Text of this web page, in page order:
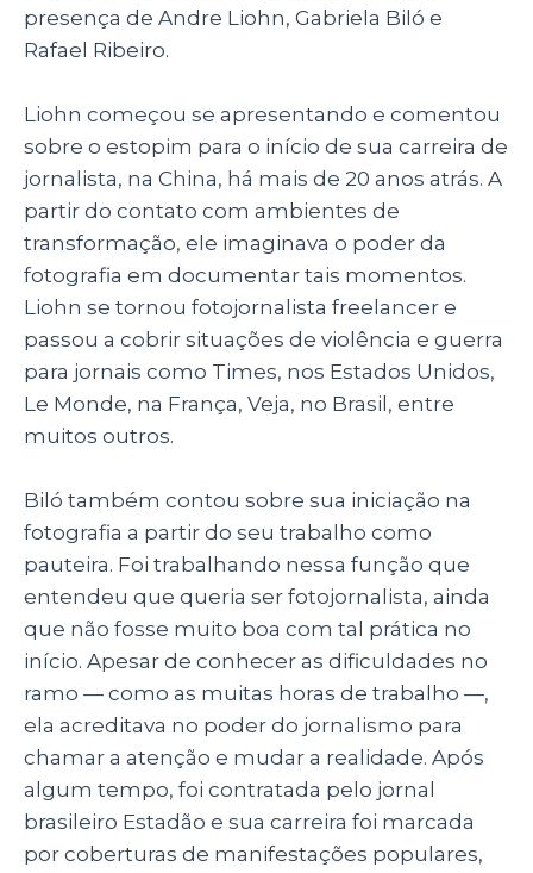
presença de Andre Liohn, Gabriela Biló e
Rafael Ribeiro.
Liohn começou se apresentando e comentou
sobre o estopim para o início de sua carreira de
jornalista, na China, há mais de 20 anos atrás. A
partir do contato com ambientes de
transformação, ele imaginava o poder da
fotografia em documentar tais momentos.
Liohn se tornou fotojornalista freelancer e
passou a cobrir situações de violência e guerra
para jornais como Times, nos Estados Unidos,
Le Monde, na França, Veja, no Brasil, entre
muitos outros.
Biló também contou sobre sua iniciação na
fotografia a partir do seu trabalho como
pauteira. Foi trabalhando nessa função que
entendeu que queria ser fotojornalista, ainda
que não fosse muito boa com tal prática no
início. Apesar de conhecer as dificuldades no
ramo — como as muitas horas de trabalho —,
ela acreditava no poder do jornalismo para
chamar a atenção e mudar a realidade. Após
algum tempo, foi contratada pelo jornal
brasileiro Estadão e sua carreira foi marcada
por coberturas de manifestações populares,